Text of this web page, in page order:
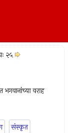
२५
वराह
संस्कृत